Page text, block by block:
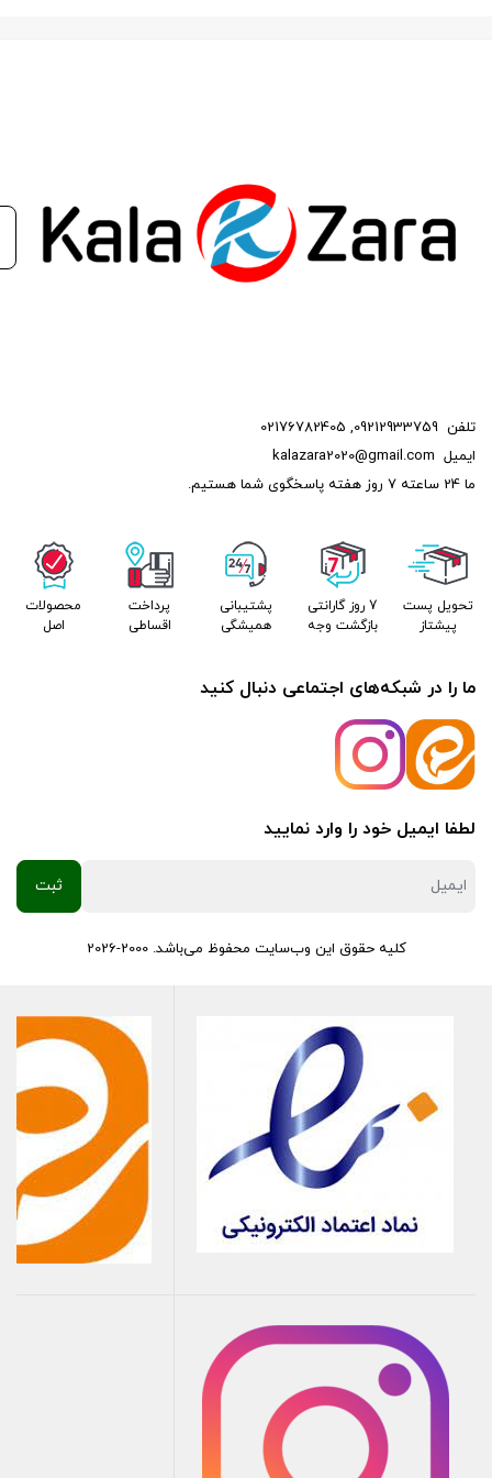
تلفن 09212933759
,
02176782405
ایمیل kalazara2020@gmail.com
ما 24 ساعته 7 روز هفته پاسخگوی شما هستیم.
تحویل پست
پیشتاز
7 روز گارانتی
بازگشت وجه
پشتیبانی
همیشگی
پرداخت
اقساطی
محصولات
اصل
ما را در شبکه‌های اجتماعی دنبال کنید
لطفا ایمیل خود را وارد نمایید
کلیه حقوق این وب‌سایت محفوظ می‌باشد. 2000-2026